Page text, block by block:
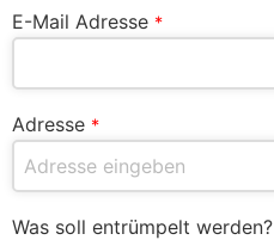
E-Mail Adresse *
Adresse *
Was soll entrümpelt werden?